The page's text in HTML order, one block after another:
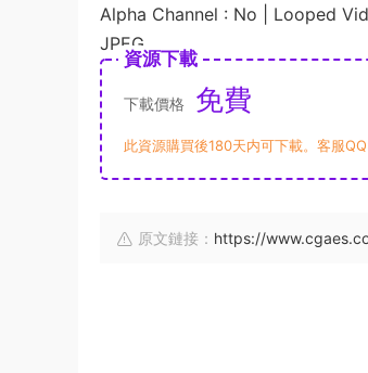
Alpha Channel : No | Looped
JPEG
資源下載
下載價格 免費
此資源購買後180天内可下載。客服
原文鏈接： https://